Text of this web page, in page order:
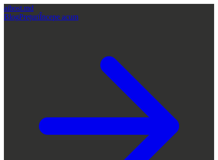
aihost.md
BlogPrețuriÎncepe acum